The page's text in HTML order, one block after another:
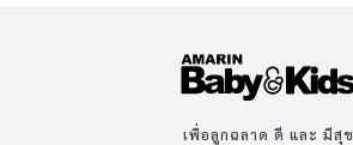
เพื่อลูกฉลาด ดี และ มีสุข